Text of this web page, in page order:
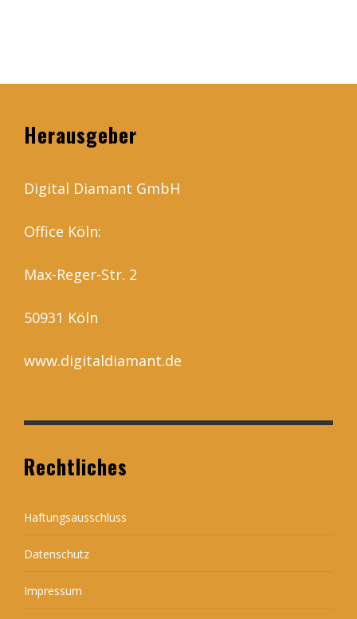
Herausgeber
Digital Diamant GmbH
Office Köln:
Max-Reger-Str. 2
50931 Köln
www.digitaldiamant.de
Rechtliches
Haftungsausschluss
Datenschutz
Impressum